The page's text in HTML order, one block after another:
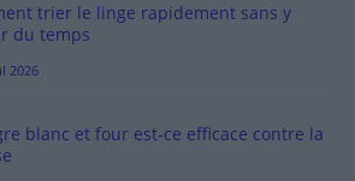
trier le linge rapidement sans y
du temps
2026
blanc et four est-ce efficace contre la